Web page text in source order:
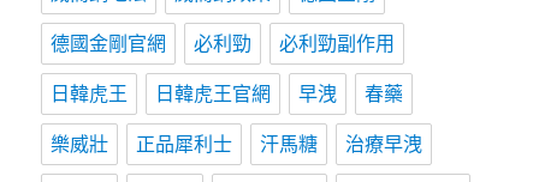
德國金剛官網 必利勁 必利勁副作用
日韓虎王 日韓虎王官網 早洩 春藥
樂威壯 正品犀利士 汗馬糖 治療早洩